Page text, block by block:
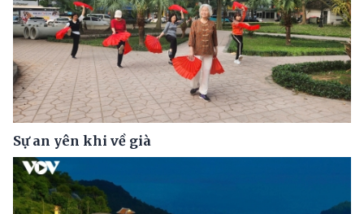
Sự an yên khi về già